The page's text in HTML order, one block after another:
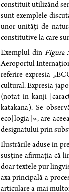
constituit utilizând
sunt exemplele
unor unități de
constitutive la care
Exemplul dinFigura
Aeroportul
referire expresia
cultural. Expresia
(notat în kanji
katakana). Se
eco[logia]», are
designatului prin
Ilustrările aduse în
susține afirmația că
doar textele pur
axa principală a
articulare a mai